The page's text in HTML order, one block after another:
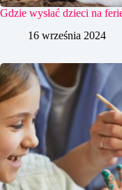
Gdzie wysłać dzieci na
16 września 2024